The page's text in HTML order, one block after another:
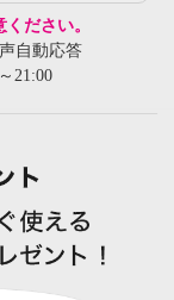
ださい。
自動応答
21:00